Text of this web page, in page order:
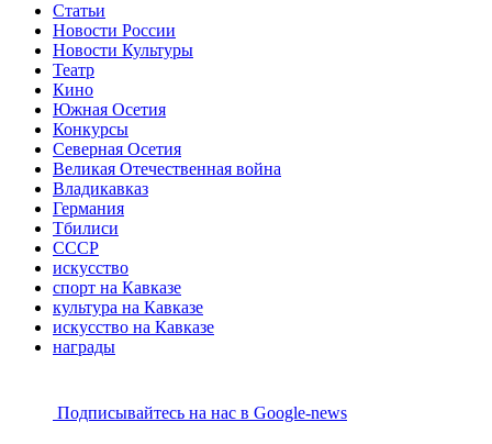
Статьи
Новости России
Новости Культуры
Театр
Кино
Южная Осетия
Конкурсы
Северная Осетия
Великая Отечественная война
Владикавказ
Германия
Тбилиси
СССР
искусство
спорт на Кавказе
культура на Кавказе
искусство на Кавказе
награды
Подписывайтесь на наc в Google-news